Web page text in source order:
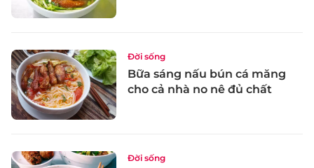
Đời sống
Bữa sáng nấu bún cá măng
cho cả nhà no nê đủ chất
Đời sống